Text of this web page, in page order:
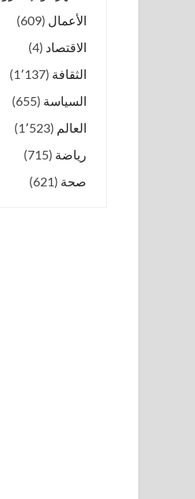
الأعمال (609)
الاقتصاد (4)
الثقافة (1٬137)
السياسة (655)
العالم (1٬523)
رياضة (715)
صحة (621)